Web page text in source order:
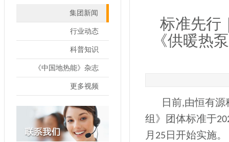
集团新闻
行业动态
科普知识
《中国地热能》杂志
更多视频
标准先行
《供暖热
日前,由恒有源
组》团体标准于
月 25 日开始实施。